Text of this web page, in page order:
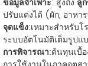
ปรับแต่งได้ (ผัก, อาหา
จุดแข็ง:เหมาะสำหรับ
ระบบอัตโนมัติเต็มรูปแ
การพิจารณา:ต้นทุนเบื้